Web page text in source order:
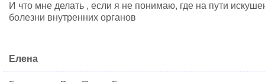
И что мне делать , если я не понимаю, где на пути
болезни внутренних органов
Елена